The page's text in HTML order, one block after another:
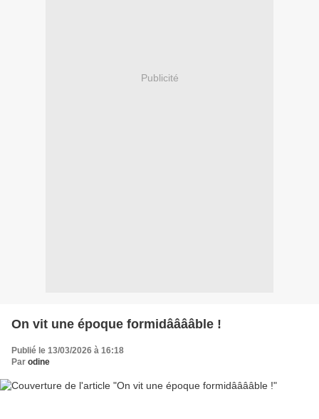
Publicité
On vit une époque formidââââble !
Publié le 13/03/2026 à 16:18
Par odine